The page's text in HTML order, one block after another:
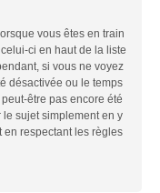
vous êtes en train
ci en haut de la liste
si vous ne voyez
désactivée ou le temps
être pas encore été
sujet simplement en y
en respectant les règles